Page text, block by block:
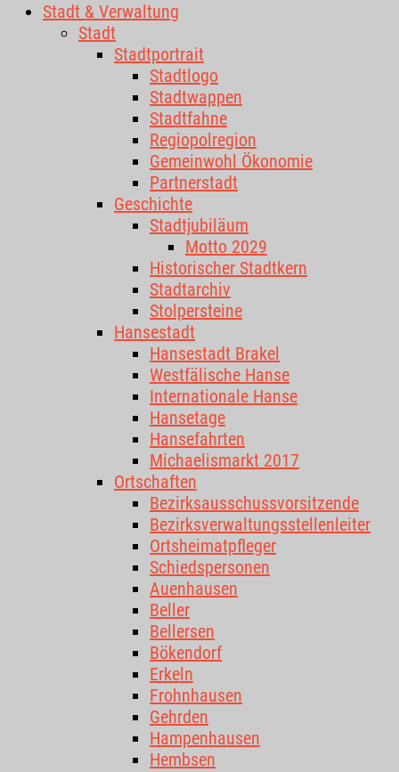
Stadt & Verwaltung
Stadt
Stadtportrait
Stadtlogo
Stadtwappen
Stadtfahne
Regiopolregion
Gemeinwohl Ökonomie
Partnerstadt
Geschichte
Stadtjubiläum
Motto 2029
Historischer Stadtkern
Stadtarchiv
Stolpersteine
Hansestadt
Hansestadt Brakel
Westfälische Hanse
Internationale Hanse
Hansetage
Hansefahrten
Michaelismarkt 2017
Ortschaften
Bezirksausschussvorsitzende
Bezirksverwaltungsstellenleiter
Ortsheimatpfleger
Schiedspersonen
Auenhausen
Beller
Bellersen
Bökendorf
Erkeln
Frohnhausen
Gehrden
Hampenhausen
Hembsen